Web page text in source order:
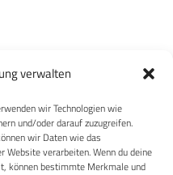
verwalten
wir Technologien wie
und/oder darauf zuzugreifen.
wir Daten wie das
Website verarbeiten. Wenn du deine
können bestimmte Merkmale und